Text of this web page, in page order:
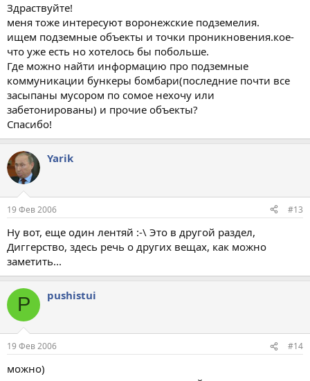
Здраствуйте!
меня тоже интересуют воронежские подземелия.
ищем подземные объекты и точки проникновения.кое-
что уже есть но хотелось бы побольше.
Где можно найти информацию про подземные
коммуникации бункеры бомбари(последние почти все
засыпаны мусором по сомое нехочу или
забетонированы) и прочие объекты?
Спасибо!
Yarik
19 Фев 2006 #13
Ну вот, еще один лентяй :-\ Это в другой раздел,
Диггерство, здесь речь о других вещах, как можно
заметить...
P pushistui
19 Фев 2006 #14
можно)